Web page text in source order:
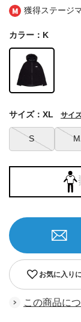
獲得ステージ
カラー：K
S M
サイズ：XL サイ
お気に入り
この商品に